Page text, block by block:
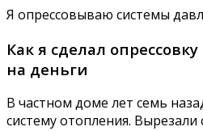
Я опрессовываю системы
Как я сделал
на деньги
В частном доме лет семь
систему отопления. Вырезали